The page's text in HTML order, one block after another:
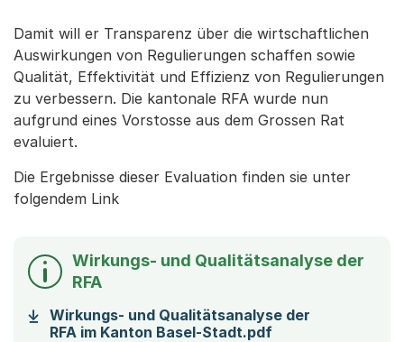
Damit will er Transparenz über die wirtschaftlichen
Auswirkungen von Regulierungen schaffen sowie
Qualität, Effektivität und Effizienz von Regulierungen
zu verbessern. Die kantonale RFA wurde nun
aufgrund eines Vorstosse aus dem Grossen Rat
evaluiert.
Die Ergebnisse dieser Evaluation finden sie unter
folgendem Link
Wirkungs- und Qualitätsanalyse der
RFA
Wirkungs- und Qualitätsanalyse der
RFA im Kanton Basel-Stadt.pdf(Startet einen